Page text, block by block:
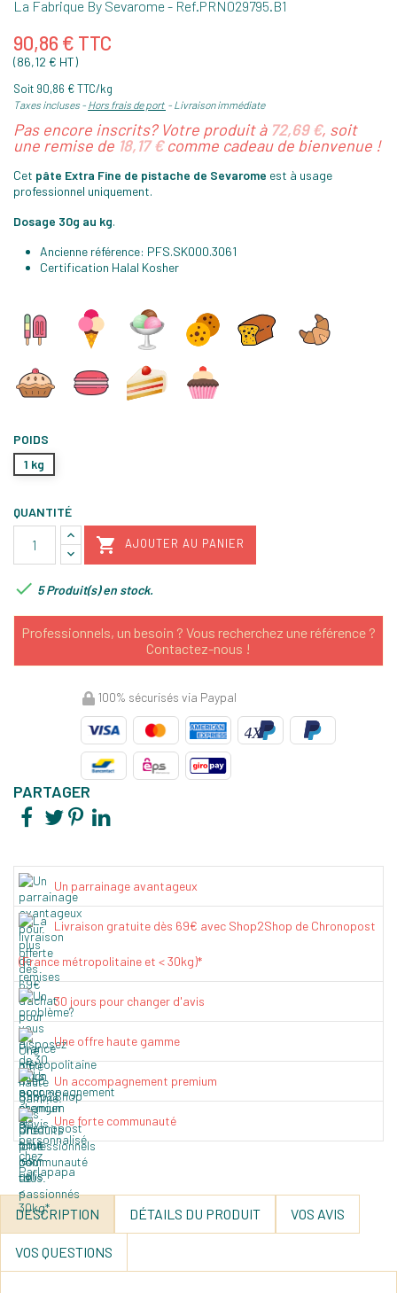
La Fabrique By Sevarome - Ref. PRN029795.B1
90,86 € TTC
(86,12 € HT)
Soit 90,86 € TTC/kg
Taxes incluses Hors frais de port Livraison immédiate
Pas encore inscrits? Votre produit à 72,69 €, soit
une remise de 18,17 €comme cadeau de bienvenue !
Cet pâte Extra Fine de pistache de Sevarome est à usage
professionnel uniquement.
Dosage 30g au kg.
Ancienne référence: PFS.SK000.3061
Certification Halal Kosher
POIDS
1 kg
QUANTITÉ
 AJOUTER AU PANIER
 5 Produit(s) en stock.
Professionnels, un besoin ? Vous recherchez une référence ?
Contactez-nous !
100% sécurisés via Paypal
PARTAGER
Un parrainage avantageux
Livraison gratuite dès 69€ avec Shop2Shop de Chronopost
(France métropolitaine et < 30kg)*
30 jours pour changer d'avis
Une offre haute gamme
Un accompagnement premium
Une forte communauté
DESCRIPTION DÉTAILS DU PRODUIT VOS AVIS
VOS QUESTIONS